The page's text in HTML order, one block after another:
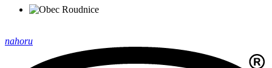
nahoru